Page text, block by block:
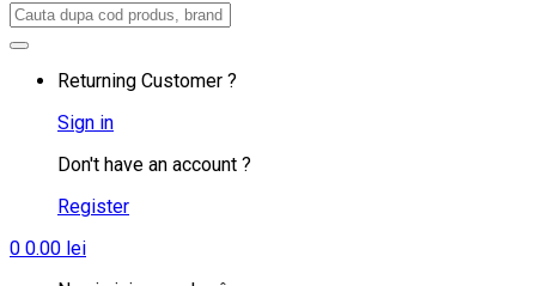
Search
Returning Customer ?
Sign in
Don't have an account ?
Register
0 0.00 lei